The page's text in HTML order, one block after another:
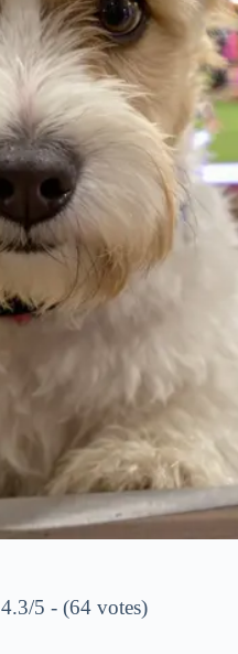
4.3/5 - (64 votes)